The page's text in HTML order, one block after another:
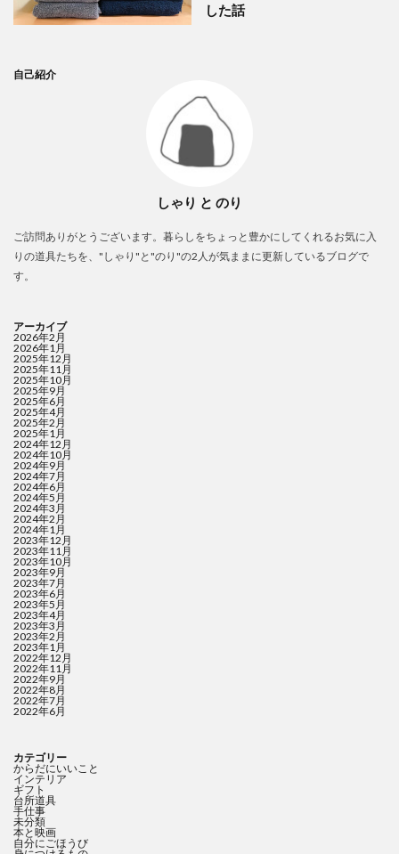
した話
自己紹介
しゃり と のり
ご訪問ありがとうございます。暮らしをちょっと豊かにしてくれるお気に入
りの道具たちを、"しゃり"と"のり"の2人が気ままに更新しているブログで
す。
アーカイブ
2026年2月
2026年1月
2025年12月
2025年11月
2025年10月
2025年9月
2025年6月
2025年4月
2025年2月
2025年1月
2024年12月
2024年10月
2024年9月
2024年7月
2024年6月
2024年5月
2024年3月
2024年2月
2024年1月
2023年12月
2023年11月
2023年10月
2023年9月
2023年7月
2023年6月
2023年5月
2023年4月
2023年3月
2023年2月
2023年1月
2022年12月
2022年11月
2022年9月
2022年8月
2022年7月
2022年6月
カテゴリー
からだにいいこと
インテリア
ギフト
台所道具
手仕事
未分類
本と映画
自分にごほうび